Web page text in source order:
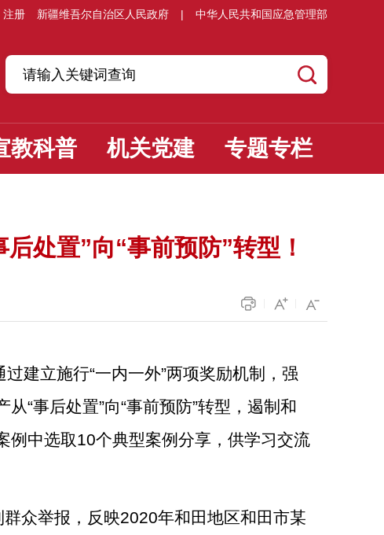
注册 新疆维吾尔自治区人民政府 | 中华人民共和国应急管理部
教科普 机关党建 专题专栏
处置”向“事前预防”转型！
过建立施行“一内一外”两项奖励机制，强
从“事后处置”向“事前预防”转型，遏制和
例中选取10个典型案例分享，供学习交流
众举报，反映2020年和田地区和田市某